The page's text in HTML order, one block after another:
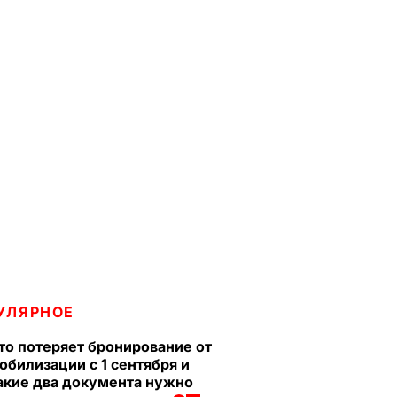
потеряет бронирование от
с 1 сентября и
два документа нужно